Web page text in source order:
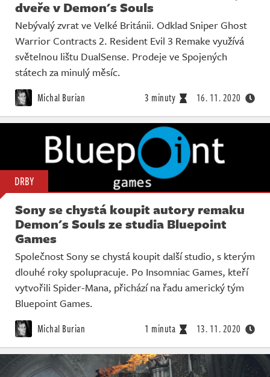
dveře v Demon's Souls
Nebývalý zvrat ve Velké Británii. Odklad Sniper Ghost
Warrior Contracts 2. Resident Evil 3 Remake využívá
světelnou lištu DualSense. Prodeje ve Spojených
státech za minulý měsíc.
Michal Burian 3 minuty 16. 11. 2020
DRBY
Sony se chystá koupit autory remaku
Demon's Souls ze studia Bluepoint
Games
Společnost Sony se chystá koupit další studio, s kterým
dlouhé roky spolupracuje. Po Insomniac Games, kteří
vytvořili Spider-Mana, přichází na řadu americký tým
Bluepoint Games.
Michal Burian 1 minuta 13. 11. 2020